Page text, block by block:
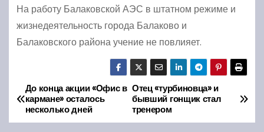
На работу Балаковской АЭС в штатном режиме и
жизнедеятельность города Балаково и
Балаковского района учение не повлияет.
Н
а
Отец «турбиновца» и
бывший гонщик стал
тренером
До конца акции «Офис в
кармане» осталось
несколько дней